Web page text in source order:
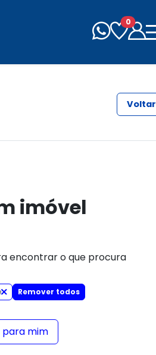
0
Voltar
Remover todos
imóvel
encontrar o que procura
para mim